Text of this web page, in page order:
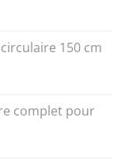
150 cm
complet pour